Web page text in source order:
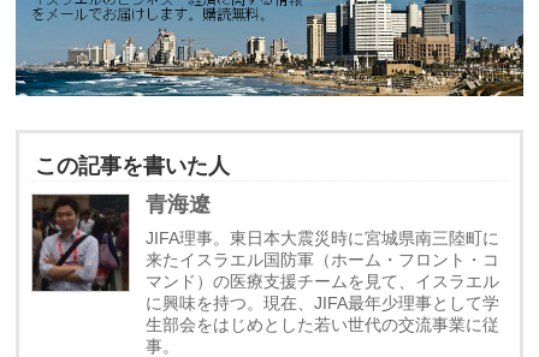
この記事を書いた人
青海遼
JIFA理事。東日本大震災時に宮城県南三陸町に
来たイスラエル国防軍（ホーム・フロント・コ
マンド）の医療支援チームを見て、イスラエル
に興味を持つ。現在、JIFA最年少理事として学
生部会をはじめとした若い世代の交流事業に従
事。